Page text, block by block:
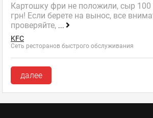
Картошку фри не положили, сыр 100
грн! Если берете на вынос, все
проверяйте, ...
KFC
Сеть ресторанов быстрого обслуживания
далее